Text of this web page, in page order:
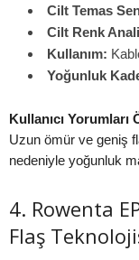
Cilt Temas
Cilt Renk
Kullanım:
Yoğunluk
Kullanıcı Yorumları
Uzun ömür ve geniş
nedeniyle yoğunluk
4. Rowenta
Flaş